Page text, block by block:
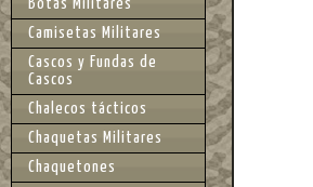
Botas Militares
Camisetas Militares
Cascos y Fundas de
Cascos
Chalecos tácticos
Chaquetas Militares
Chaquetones